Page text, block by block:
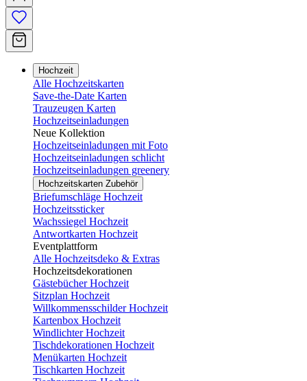
Hochzeit
Alle Hochzeitskarten
Save-the-Date Karten
Trauzeugen Karten
Hochzeitseinladungen
Neue Kollektion
Hochzeitseinladungen mit Foto
Hochzeitseinladungen schlicht
Hochzeitseinladungen greenery
Hochzeitskarten Zubehör
Briefumschläge Hochzeit
Hochzeitssticker
Wachssiegel Hochzeit
Antwortkarten Hochzeit
Eventplattform
Alle Hochzeitsdeko & Extras
Hochzeitsdekorationen
Gästebücher Hochzeit
Sitzplan Hochzeit
Willkommensschilder Hochzeit
Kartenbox Hochzeit
Windlichter Hochzeit
Tischdekorationen Hochzeit
Menükarten Hochzeit
Tischkarten Hochzeit